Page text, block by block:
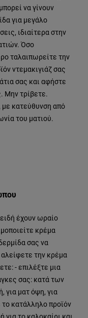
να γίνουν
για μεγάλο
ιδιαίτερα στην
Όσο
ταλαιπωρείτε την
ντεμακιγιάζ σας
σας και αφήστε
Μην τρίβετε.
με κατεύθυνση από
του ματιού.
έχουν ωραίο
κρέμα
σας να
την κρέμα
- επιλέξτε μια
σας: κατά των
για ματ όψη, για
κατάλληλο προϊόν